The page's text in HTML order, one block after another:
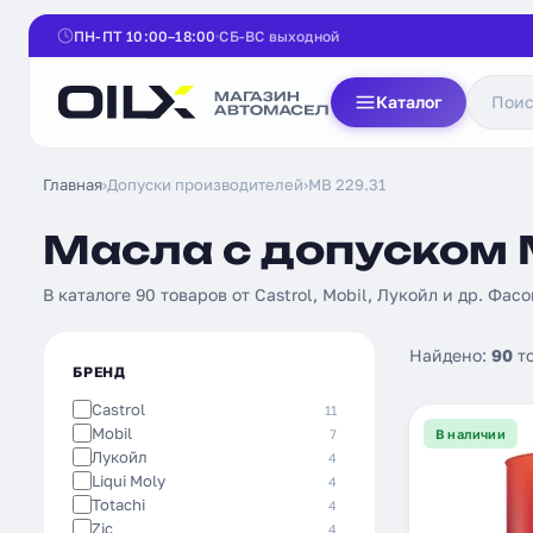
ПН-ПТ 10:00–18:00 СБ-ВС выходной
Каталог
Главная›Допуски производителей›MB 229.31
Масла с допуском
В каталоге 90 товаров от Castrol, Mobil, Лукойл и др.
БРЕНД
Castrol 11
Mobil 7
Лукойл 4
Liqui Moly 4
Totachi 4
Zic 4
Найдено: 90
В наличии